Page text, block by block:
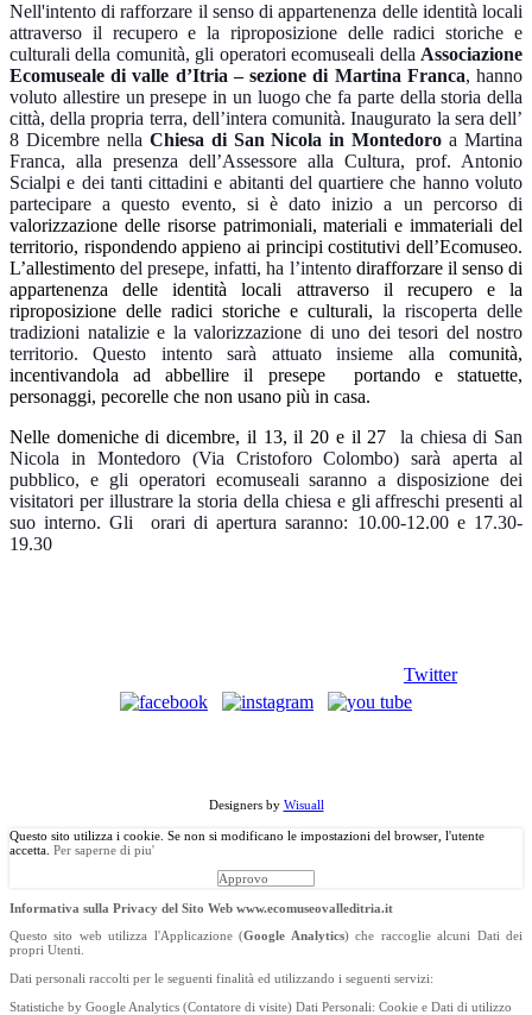
Nell'intento di rafforzare il senso di appartenenza delle identità locali
attraverso il recupero e la riproposizione delle radici storiche e
culturali della comunità, gli operatori ecomuseali della Associazione
Ecomuseale di valle d’Itria – sezione di Martina Franca, hanno
voluto allestire un presepe in un luogo che fa parte della storia della
città, della propria terra, dell’intera comunità. Inaugurato la sera dell’
8 Dicembre nella Chiesa di San Nicola in Montedoro a Martina
Franca, alla presenza dell’Assessore alla Cultura, prof. Antonio
Scialpi e dei tanti cittadini e abitanti del quartiere che hanno voluto
partecipare a questo evento, si è dato inizio a un percorso di
valorizzazione delle risorse patrimoniali, materiali e immateriali del
territorio, rispondendo appieno ai principi costitutivi dell’Ecomuseo.
L’allestimentodel presepe, infatti, ha l’intento dirafforzare il senso di
appartenenza delle identità locali attraverso il recupero e la
riproposizione delle radici storiche e culturali, la riscoperta delle
tradizioni natalizie e la valorizzazione di uno dei tesori del nostro
territorio. Questo intento sarà attuato insieme allacomunità,
incentivandola ad abbellire il presepe portando e statuette,
personaggi, pecorelle che non usano più in casa.
Nelle domeniche di dicembre, il 13, il 20 e il 27
la chiesa di San
Nicola in Montedoro (Via Cristoforo Colombo) sarà aperta al
pubblico, e gli operatori ecomuseali saranno a disposizione dei
visitatori per illustrare la storia della chiesa e gli affreschi presenti al
suo interno. Gli orari di apertura saranno: 10.00-12.00 e 17.30-
19.30
Twitter
Designers by Wisuall
Questo sito utilizza i cookie. Se non si modificano le impostazioni del browser, l'utente
accetta. Per saperne di piu'
Approvo
Informativa sulla Privacy del Sito Web www.ecomuseovalleditria.it
Questo sito web utilizza l'Applicazione (Google Analytics) che raccoglie alcuni Dati dei
propri Utenti.
Dati personali raccolti per le seguenti finalità ed utilizzando i seguenti servizi:
Statistiche by Google Analytics (Contatore di visite) Dati Personali: Cookie e Dati di utilizzo